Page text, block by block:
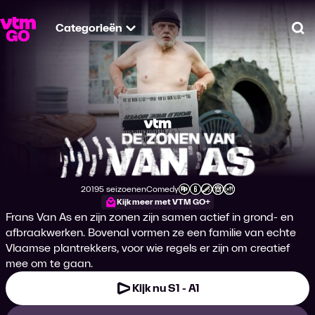
Categorieën
De Zonen van Van
Productiejaar
20195 seizoenen
Genre
Comedy
Leeftijdsclassificatie
Kijk meer met VTM GO+
Frans Van As en zijn zonen zijn samen actief in grond- en
afbraakwerken. Bovenal vormen ze een familie van echte
Vlaamse plantrekkers, voor wie regels er zijn om creatief
mee om te gaan.
Kijk nu S1 - A1